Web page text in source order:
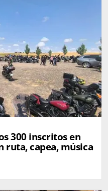
300 inscritos en
ruta, capea, música